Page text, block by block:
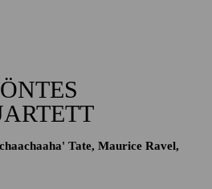
Tate, Maurice Ravel,